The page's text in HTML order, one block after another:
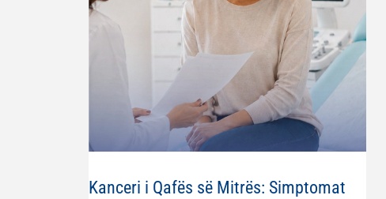
Kanceri i Qafës së Mitrës: Simptomat